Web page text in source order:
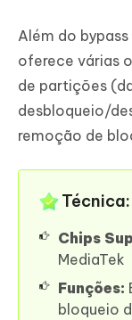
Além do bypass
oferece várias
de partições
desbloqueio/
remoção de
Técnica:
Chips
MediaTek
Funções:
bloqueio